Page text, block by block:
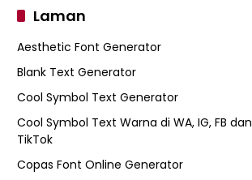
Laman
Aesthetic Font Generator
Blank Text Generator
Cool Symbol Text Generator
Cool Symbol Text Warna di WA, IG, FB dan
TikTok
Copas Font Online Generator